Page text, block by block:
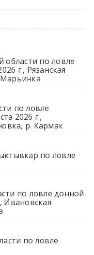
области по ловле
г., Рязанская
по ловле
2026 г.,
р. Кармак
по ловле
по ловле донной
Ивановская
по ловле